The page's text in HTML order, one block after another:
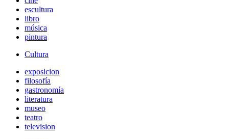
escultura
libro
música
pintura
Cultura
exposicion
filosofía
gastronomía
literatura
museo
teatro
television